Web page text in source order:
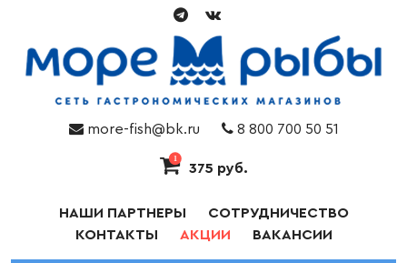
more-fish@bk.ru 8 800 700 50 51
1
375 руб.
НАШИ ПАРТНЕРЫ
СОТРУДНИЧЕСТВО
КОНТАКТЫ
АКЦИИ ВАКАНСИИ